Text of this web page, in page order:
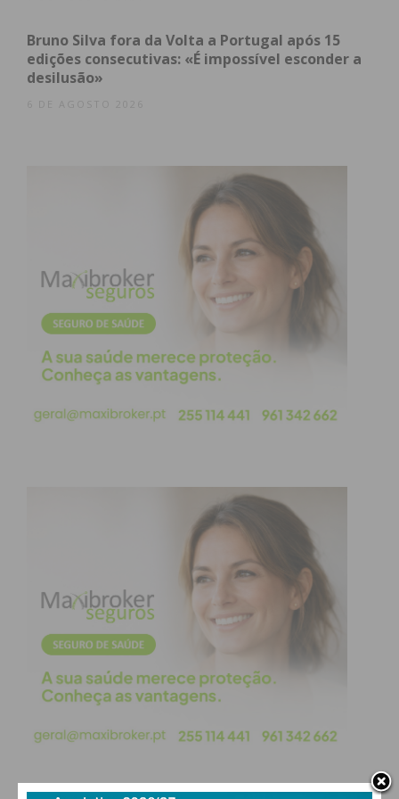
17.400 euros
técnicas tradicionais de fundição artística em metal,
com especial foco no latão fundido e num
acabamento polido com revestimento a níquel. O
resultado final traduz-se num efeito visual de
“metal líquido” que visa transmitir a sensação de
movimento e velocidade. Cada uma destas peças
exclusivas tem um valor de mercado de
17.400
euros.
Uma obra única em filigrana por 77.400 euros
Para além das esculturas em níquel, a MainGUILTY
emblemáticas tradições da joalharia e ourivesaria
Esta obra irrepetível, produzida inteiramente à mão
por mestres artesãos, está avaliada em77.400
e tem uma particularidade: o início da sua
produção está condicionado ao momento em que a
” de partida.
Bruno Silva fora da Volta a Portugal após 15
edições consecutivas: «É impossível esconder a
desilusão»
6 DE AGOSTO 2026